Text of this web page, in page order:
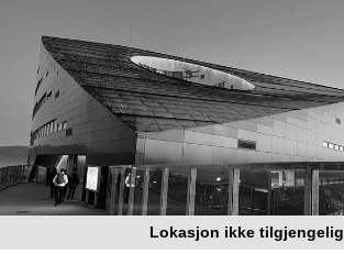
Næringslokaler
til leie
Trondheim
Kontorhotell
Trondheim
Kontorfellesskap
Trondheim
Martin
Linges
vei 25
Fornebu
Lysaker
Torg 5
Bærum
Kohts
Lokasjon ikke tilgjengelig